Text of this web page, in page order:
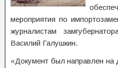
мероприятия по
журналистам
Василий Галушкин.
«Документ был направлен на